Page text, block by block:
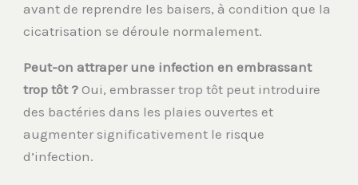
avant de reprendre les baisers, à condition que la
cicatrisation se déroule normalement.
Peut-on attraper une infection en embrassant
trop tôt ? Oui, embrasser trop tôt peut introduire
des bactéries dans les plaies ouvertes et
augmenter significativement le risque
d’infection.